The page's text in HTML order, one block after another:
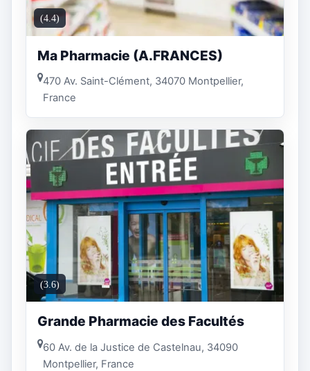
(4.4)
Ma Pharmacie (A.FRANCES)
470 Av. Saint-Clément, 34070 Montpellier,
France
(3.6)
Grande Pharmacie des Facultés
60 Av. de la Justice de Castelnau, 34090
Montpellier, France